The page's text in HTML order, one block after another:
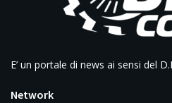
E’ un portale di news ai sensi del
Network